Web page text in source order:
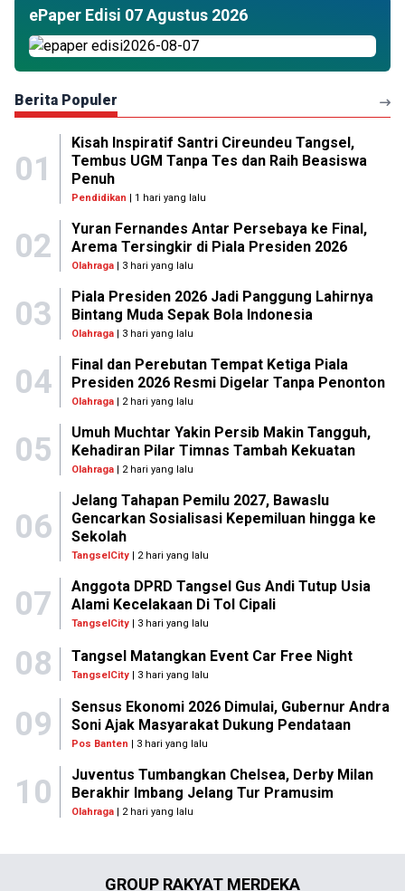
ePaper Edisi 07 Agustus 2026
Berita Populer
01
Kisah Inspiratif Santri Cireundeu Tangsel,
Tembus UGM Tanpa Tes dan Raih Beasiswa
Penuh
Pendidikan | 1 hari yang lalu
02
Yuran Fernandes Antar Persebaya ke Final,
Arema Tersingkir di Piala Presiden 2026
Olahraga| 3 hari yang lalu
03
Piala Presiden 2026 Jadi Panggung Lahirnya
Bintang Muda Sepak Bola Indonesia
Olahraga| 3 hari yang lalu
04
Final dan Perebutan Tempat Ketiga Piala
Presiden 2026 Resmi Digelar Tanpa Penonton
Olahraga| 2 hari yang lalu
05
Umuh Muchtar Yakin Persib Makin Tangguh,
Kehadiran Pilar Timnas Tambah Kekuatan
Olahraga| 2 hari yang lalu
06
Jelang Tahapan Pemilu 2027, Bawaslu
Gencarkan Sosialisasi Kepemiluan hingga ke
Sekolah
TangselCity| 2 hari yang lalu
07
Anggota DPRD Tangsel Gus Andi Tutup Usia
Alami Kecelakaan Di Tol Cipali
TangselCity| 3 hari yang lalu
08 Tangsel Matangkan Event Car Free Night
TangselCity | 3 hari yang lalu
09
Sensus Ekonomi 2026 Dimulai, Gubernur Andra
Soni Ajak Masyarakat Dukung Pendataan
Pos Banten | 3 hari yang lalu
10
Juventus Tumbangkan Chelsea, Derby Milan
Berakhir Imbang Jelang Tur Pramusim
Olahraga| 2 hari yang lalu
GROUP RAKYAT MERDEKA